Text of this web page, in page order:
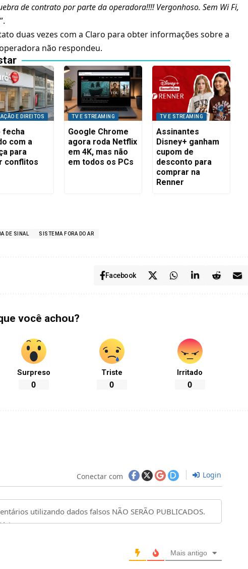
de contrato por parte da operadora!!!! Vergonhoso. Sem Wi Fi,
”.
duas vezes com a Claro para obter informações sobre a
não respondeu.
E DIREITOS
fecha
com a
para
conflitos
TV E STREAMING
Google Chrome
agora roda Netflix
em 4K, mas não
em todos os PCs
TV E STREAMING
Assinantes
Disney+ ganham
cupom de
desconto para
comprar na
Renner
DE SINAL SISTEMA FORA DO AR
Facebook
você achou?
Surpreso
0
Triste
0
Irritado
0
Conectar com Login
Mais antigo